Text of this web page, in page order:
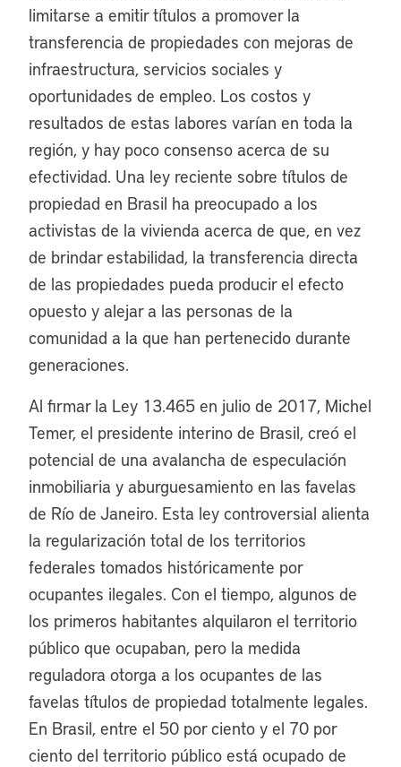
limitarse a emitir títulos a promover la
transferencia de propiedades con mejoras de
infraestructura, servicios sociales y
oportunidades de empleo. Los costos y
resultados de estas labores varían en toda la
región, y hay poco consenso acerca de su
efectividad. Una ley reciente sobre títulos de
propiedad en Brasil ha preocupado a los
activistas de la vivienda acerca de que, en vez
de brindar estabilidad, la transferencia directa
de las propiedades pueda producir el efecto
opuesto y alejar a las personas de la
comunidad a la que han pertenecido durante
generaciones.
Al firmar la Ley 13.465 en julio de 2017, Michel
Temer, el presidente interino de Brasil, creó el
potencial de una avalancha de especulación
inmobiliaria y aburguesamiento en las favelas
de Río de Janeiro. Esta ley controversial alienta
la regularización total de los territorios
federales tomados históricamente por
ocupantes ilegales. Con el tiempo, algunos de
los primeros habitantes alquilaron el territorio
público que ocupaban, pero la medida
reguladora otorga a los ocupantes de las
favelas títulos de propiedad totalmente legales.
En Brasil, entre el 50 por ciento y el 70 por
ciento del territorio público está ocupado de